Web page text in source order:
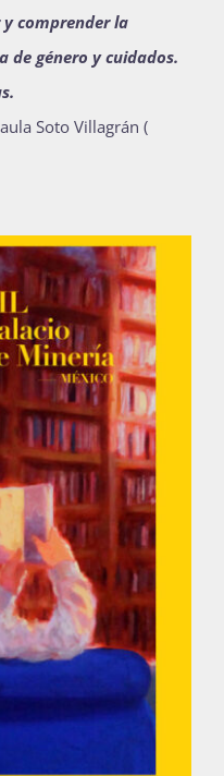
comprender la
de género y cuidados.
Soto Villagrán (